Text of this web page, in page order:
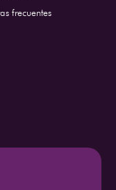
frecuentes